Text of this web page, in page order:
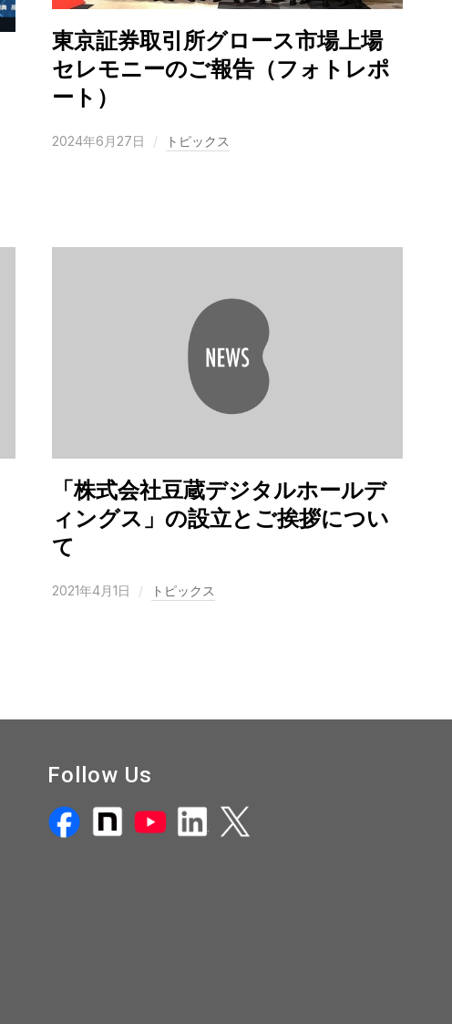
東京証券取引所グロース市場上場
セレモニーのご報告（フォトレポ
ート）
2024年6月27日 トピックス
「株式会社豆蔵デジタルホールデ
ィングス」の設立とご挨拶につい
て
2021年4月1日 トピックス
Follow Us